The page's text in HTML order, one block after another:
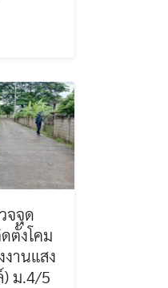
จจุด
ตั้งโคม
านแสง
) ม.4/5